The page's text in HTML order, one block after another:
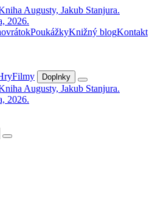
PoukážkyKnižný blogKontakt
Filmy Doplnky